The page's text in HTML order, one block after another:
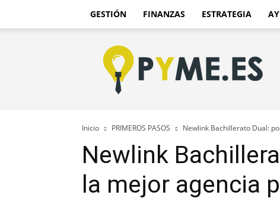
GESTIÓN FINANZAS ESTRATEGIA
Pyme.es
–
Portal
PYME
de
Inicio PRIMEROS PASOS Newlink Bachillerato Dual:
Newlink
la mejor agencia